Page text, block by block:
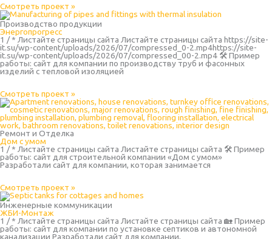
Смотреть проект »
Производство продукции
Энергопрогресс
1 / * Листайте страницы сайта Листайте страницы сайта https://site-
it.su/wp-content/uploads/2026/07/compressed_0-2.mp4https://site-
it.su/wp-content/uploads/2026/07/compressed_00-2.mp4 🛠 Пример
работы: сайт для компании по производству труб и фасонных
изделий с тепловой изоляцией
Смотреть проект »
Ремонт и Отделка
Дом с умом
1 / * Листайте страницы сайта Листайте страницы сайта 🛠 Пример
работы: сайт для строительной компании «Дом с умом»
Разработали сайт для компании, которая занимается
Смотреть проект »
Инженерные коммуникации
ЖБИ-Монтаж
1 / * Листайте страницы сайта Листайте страницы сайта 🏡 Пример
работы: сайт для компании по установке септиков и автономной
канализации Разработали сайт для компании,